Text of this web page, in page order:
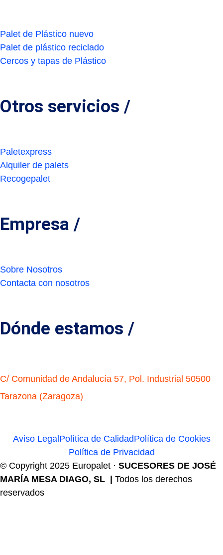
Palet de Plástico nuevo
Palet de plástico reciclado
Cercos y tapas de Plástico
Otros servicios /
Paletexpress
Alquiler de palets
Recogepalet
Empresa /
Sobre Nosotros
Contacta con nosotros
Dónde estamos /
C/ Comunidad de Andalucía 57, Pol. Industrial 50500
Tarazona (Zaragoza)
Aviso Legal Política de CalidadPolítica de Cookies
Política de Privacidad
© Copyright 2025 Europalet · SUCESORES DE JOSÉ
MARÍA MESA DIAGO, SL |
Todos los derechos
reservados